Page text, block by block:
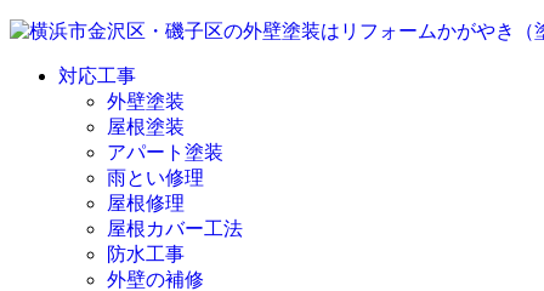
対応工事
外壁塗装
屋根塗装
アパート塗装
雨とい修理
屋根修理
屋根カバー工法
防水工事
外壁の補修